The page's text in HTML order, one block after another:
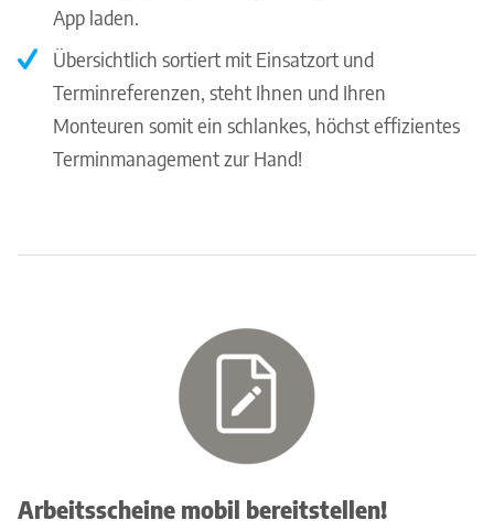
App laden.
Übersichtlich sortiert mit Einsatzort und
Terminreferenzen, steht Ihnen und Ihren
Monteuren somit ein schlankes, höchst effizientes
Terminmanagement zur Hand!
Arbeitsscheine mobil bereitstellen!